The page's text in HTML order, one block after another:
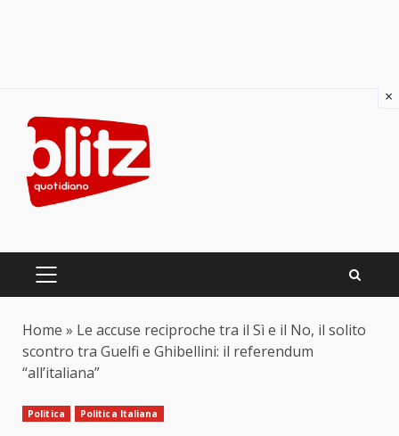
content
PRIMARY
Home » Le accuse reciproche tra il Sì e il No, il solito
scontro tra Guelfi e Ghibellini: il referendum
“all’italiana”
Politica Politica Italiana
×